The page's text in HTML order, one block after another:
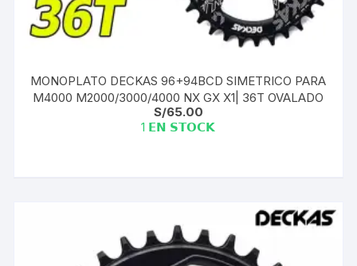
MONOPLATO DECKAS 96+94BCD SIMETRICO PARA
M4000 M2000/3000/4000 NX GX X1| 36T OVALADO
S/65.00
1 𝗘𝗡 𝗦𝗧𝗢𝗖𝗞